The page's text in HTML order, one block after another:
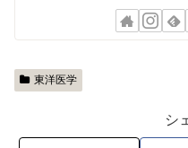
東洋医学
シ